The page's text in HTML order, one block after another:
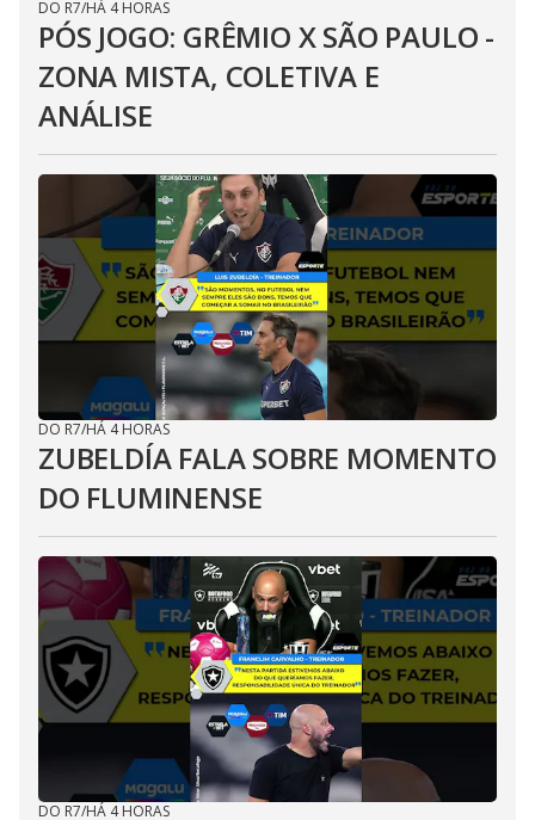
DO R7/HÁ 4 HORAS
PÓS JOGO: GRÊMIO X SÃO PAULO -
ZONA MISTA, COLETIVA E
ANÁLISE
DO R7/HÁ 4 HORAS
ZUBELDÍA FALA SOBRE MOMENTO
DO FLUMINENSE
DO R7/HÁ 4 HORAS